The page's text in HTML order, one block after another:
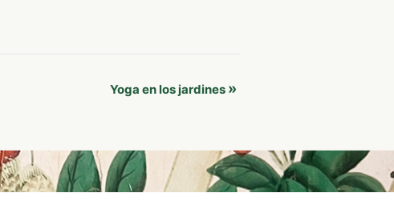
Yoga en los jardines »